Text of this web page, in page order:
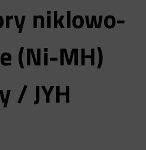
niklowo-
(Ni-MH)
/ JYH